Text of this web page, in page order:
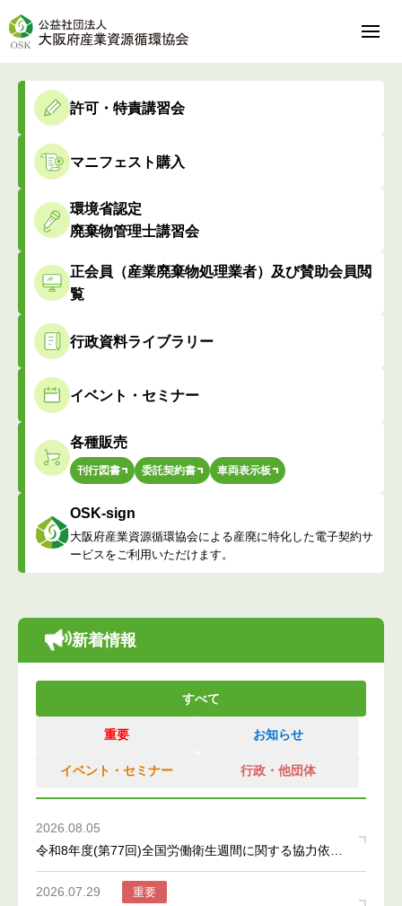
許可・特責講習会
マニフェスト購入
環境省認定
廃棄物管理士講習会
正会員（産業廃棄物処理業者）及び賛助会員閲
覧
行政資料ライブラリー
イベント・セミナー
各種販売
刊行図書 委託契約書 車両表示板
OSK-sign
大阪府産業資源循環協会による産廃に特化した電子契約サ
ービスをご利用いただけます。
新着情報
すべて
重要 お知らせ
イベント・セミナー 行政・他団体
2026.08.05
令和8年度(第77回)全国労働衛生週間に関する協力依頼
について
2026.07.29
重要